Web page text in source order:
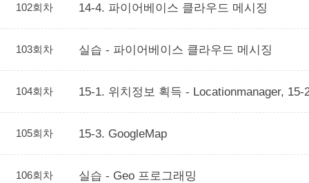
102회차 14-4. 파이어베이스 클라우드 메시징
103회차 실습 - 파이어베이스 클라우드 메시징
104회차 15-1. 위치정보 획득 - Locationmanager,
105회차 15-3. GoogleMap
106회차 실습 - Geo 프로그래밍